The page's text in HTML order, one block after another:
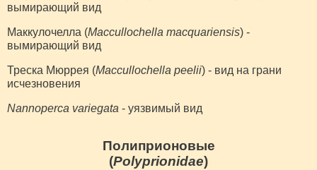
вымирающий вид
Маккулочелла (Maccullochella macquariensis) -
вымирающий вид
Треска Мюррея (Maccullochella peelii) - вид на грани
исчезновения
Nannoperca variegata - уязвимый вид
Полиприоновые
(Polyprionidae)